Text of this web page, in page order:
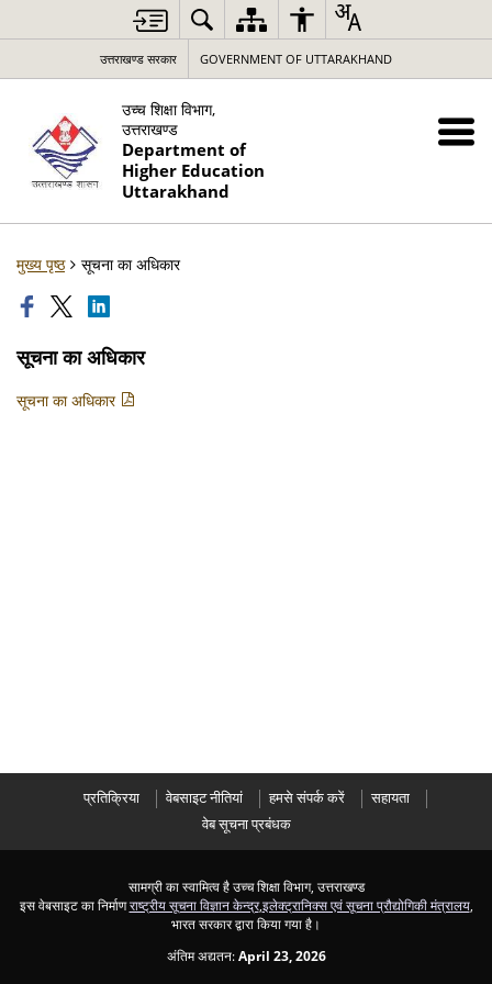
उत्तराखण्ड सरकार GOVERNMENT OF UTTARAKHAND
उच्च शिक्षा विभाग,
उत्तराखण्ड
Department of
Higher Education
Uttarakhand
मुख्य पृष्ठ सूचना का अधिकार
सूचना का अधिकार
सूचना का अधिकार
प्रतिक्रिया वेबसाइट नीतियां हमसे संपर्क करें
सहायता
वेब सूचना प्रबंधक
सामग्री का स्वामित्व है उच्च शिक्षा विभाग, उत्तराखण्ड
इस वेबसाइट का निर्माणराष्ट्रीय सूचना विज्ञान केन्द्र,इलेक्ट्रानिक्स एवं सूचना प्रौद्योगिकी मंत्रालय,
भारत सरकार द्वारा किया गया है।
अंतिम अद्यतन:April 23, 2026